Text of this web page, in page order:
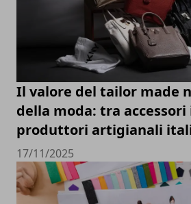
Il valore del tailor made
della moda: tra accessori
produttori artigianali
17/11/2025